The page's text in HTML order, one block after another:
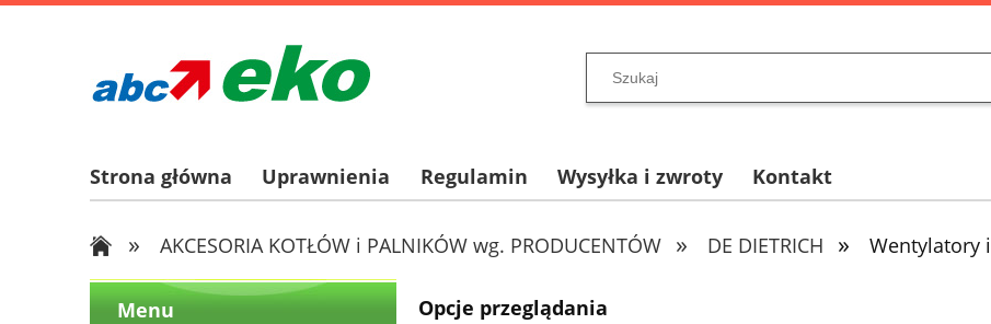
Strona główna Uprawnienia Regulamin Wysyłka i zwroty Kontakt
» AKCESORIA KOTŁÓW i PALNIKÓW wg. PRODUCENTÓW » DE DIETRICH » Wentylatory
Menu Opcje przeglądania